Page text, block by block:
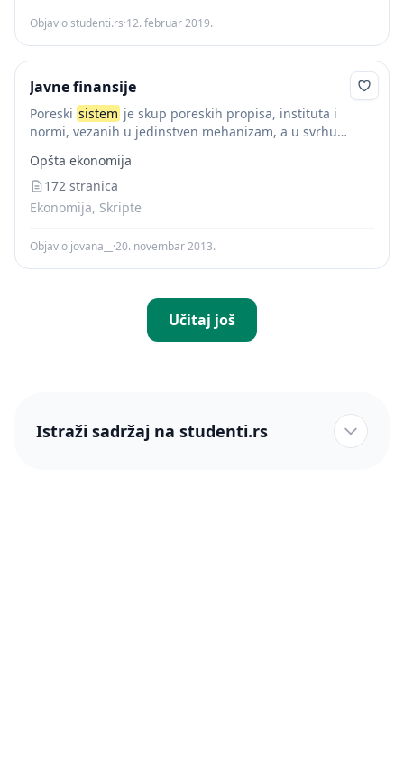
Objavio studenti.rs·12. februar 2019.
Javne finansije
Poreski sistem je skup poreskih propisa, instituta i
normi, vezanih u jedinstven mehanizam, a u svrhu
je ugrađen veliki broj poreznih oblika koji...
Opšta ekonomija
172 stranica
Ekonomija, Skripte
Objavio jovana__ ·20. novembar 2013.
Učitaj još
Istraži sadržaj na studenti.rs